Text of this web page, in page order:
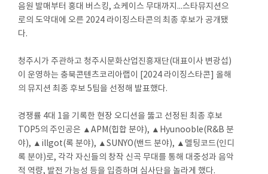
음원 발매부터 홍대 버스킹, 쇼케이스 무대까지...스타뮤지션으
로의 도약대에 오른 2024 라이징스타콘의 최종 후보가 공개됐
다.
청주시가 주관하고 청주시문화산업진흥재단(대표이사 변광섭)
이 운영하는 충북콘텐츠코리아랩이 [2024 라이징스타콘] 올해
의 뮤지션 최종 후보 5팀을 선정해 발표했다.
경쟁률 4대 1을 기록한 현장 오디션을 뚫고 선정된 최종 후보
TOP5의 주인공은 ▲APM(힙합 분야), ▲Hyunooble(R&B 분
야), ▲illgot(록 분야), ▲SUNYO(밴드 분야), ▲멜팅코드(인디
록 분야)로, 각각 자신들의 창작 신곡 무대를 통해 대중성과 음악
적 역량, 발전 가능성 등을 입증하며 심사단을 놀라게 했다.